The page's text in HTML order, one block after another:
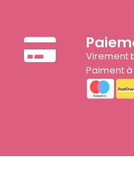
Virement
Paiment